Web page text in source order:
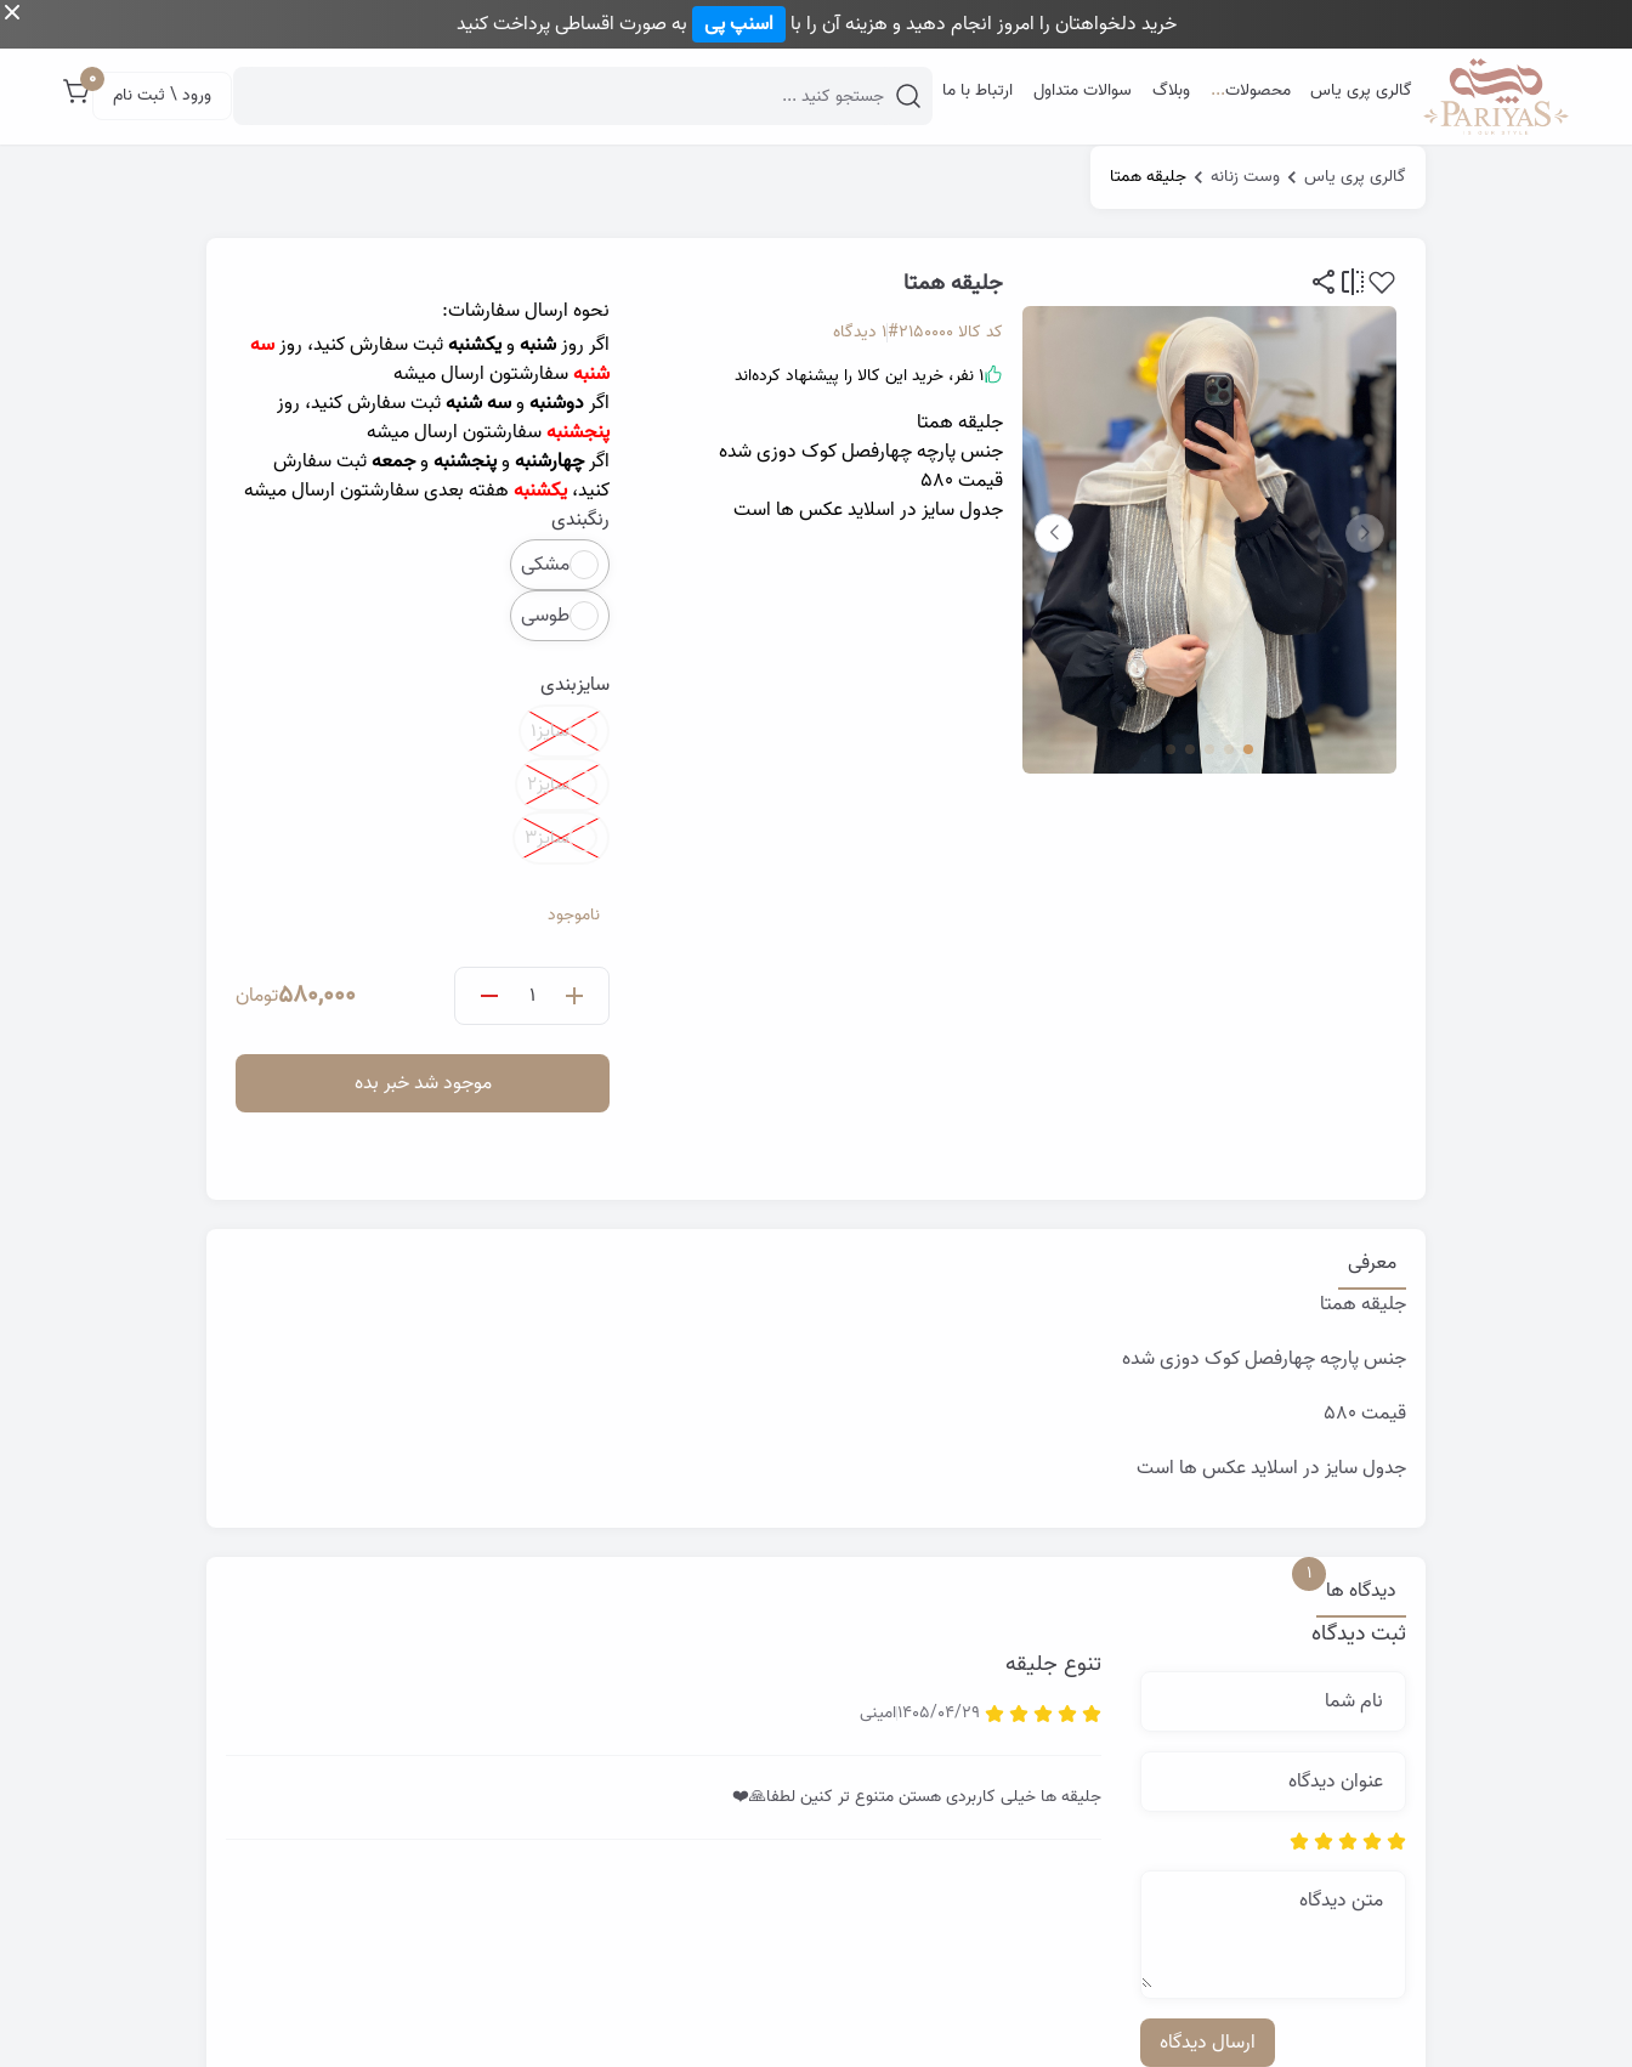
خرید دلخواهتان را امروز انجام دهید و هزینه آن را با اسنپ پی به صورت اقساطی پرداخت کنید
گالری پری یاس محصولات... وبلاگ سوالات متداول ارتباط با ما
desktop header search ورود \ ثبت نام
0
گالری پری یاس وست زنانه جلیقه همتا
تصویر جلیقه کوتاه سوزندوزی و ژاکارد همتا
جلیقه همتا
کد کالا ۲۱۵۰۰۰۰# 1 دیدگاه
1 نفر، خرید این کالا را پیشنهاد کرده‌اند
جلیقه همتا
جنس پارچه چهارفصل کوک دوزی شده
قیمت 580
جدول سایز در اسلاید عکس ها است
نحوه ارسال سفارشات:
اگر روزشنبهویکشنبهثبت سفارش کنید، روزسه
شنبهسفارشتون ارسال میشه
اگردوشنبهوسه شنبهثبت سفارش کنید، روز
پنجشنبهسفارشتون ارسال میشه
اگرچهارشنبهوپنجشنبهوجمعهثبت سفارش
کنید،یکشنبههفته بعدی سفارشتون ارسال میشه
رنگبندی
Colorمشکی
طوسی
سایزبندی
Colorسایز۱
سایز۲
سایز۳
ناموجود
580,000تومان
موجود شد خبر بده
معرفی
جلیقه همتا
جنس پارچه چهارفصل کوک دوزی شده
قیمت 580
جدول سایز در اسلاید عکس ها است
دیدگاه ها
1
ثبت دیدگاه
نام شما
عنوان دیدگاه
متن دیدگاه
ارسال دیدگاه
تنوع جلیقه
1405/04/29امینی
جلیقه ها خیلی کاربردی هستن متنوع تر کنین لطفا🙏❤️